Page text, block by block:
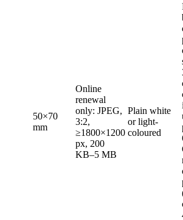
50×70
mm
Online
renewal
only: JPEG,
3:2,
≥1800×1200
px, 200
KB–5 MB
Plain white
or light-
coloured